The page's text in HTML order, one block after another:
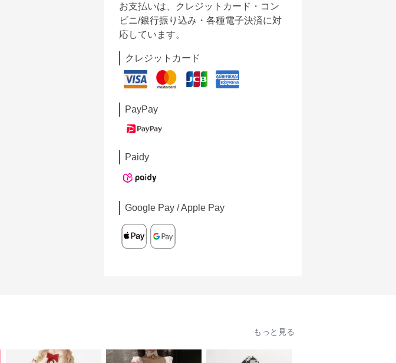
お支払いは、クレジットカード・コン
ビニ/銀行振り込み・各種電子決済に対
応しています。
クレジットカード
PayPay
Paidy
Google Pay / Apple Pay
もっと見る